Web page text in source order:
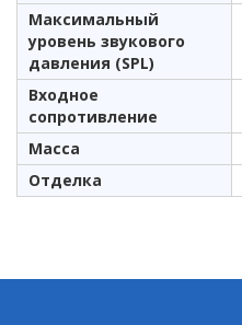
Максимальный
уровень звукового
давления (SPL)
Входное
сопротивление
Масса
Отделка